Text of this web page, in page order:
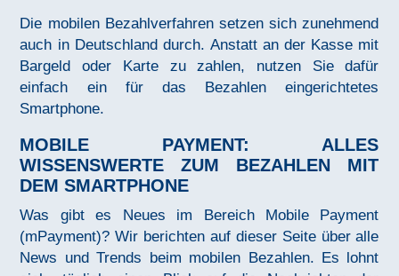
Die mobilen Bezahlverfahren setzen sich zunehmend
auch in Deutschland durch. Anstatt an der Kasse mit
Bargeld oder Karte zu zahlen, nutzen Sie dafür
einfach ein für das Bezahlen eingerichtetes
Smartphone.
MOBILE PAYMENT: ALLES
WISSENSWERTE ZUM BEZAHLEN MIT
DEM SMARTPHONE
Was gibt es Neues im Bereich Mobile Payment
(mPayment)? Wir berichten auf dieser Seite über alle
News und Trends beim mobilen Bezahlen. Es lohnt